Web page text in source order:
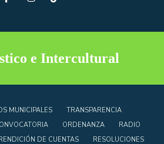
e Intercultural
MUNICIPALES
TRANSPARENCIA
ORDENANZA
RADIO
DE CUENTAS RESOLUCIONES